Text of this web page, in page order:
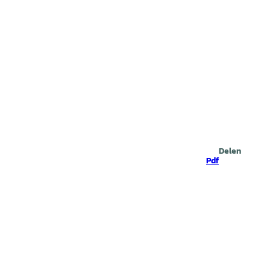
Pdf
Delen